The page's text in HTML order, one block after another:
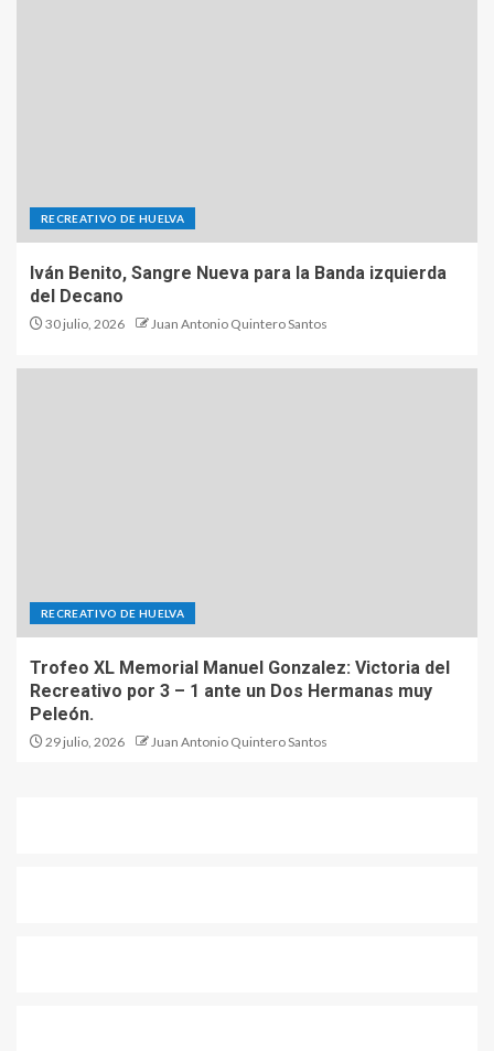
RECREATIVO DE HUELVA
Iván Benito, Sangre Nueva para la Banda izquierda
del Decano
30 julio, 2026 Juan Antonio Quintero Santos
RECREATIVO DE HUELVA
Trofeo XL Memorial Manuel Gonzalez: Victoria del
Recreativo por 3 – 1 ante un Dos Hermanas muy
Peleón.
29 julio, 2026 Juan Antonio Quintero Santos